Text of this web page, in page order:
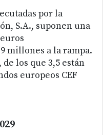
por la
S.A., suponen una
millones a la rampa.
los que 3,5 están
europeos CEF